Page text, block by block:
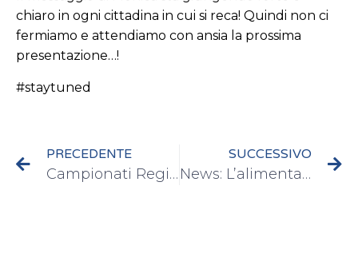
chiaro in ogni cittadina in cui si reca! Quindi non ci
fermiamo e attendiamo con ansia la prossima
presentazione…!
#staytuned
PRECEDENTE
Campionati Regionali Master 400 stile libero
SUCCESSIVO
News: L’alimentazione nel nuoto